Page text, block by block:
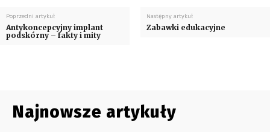
Poprzedni artykuł
Antykoncepcyjny implant
podskórny – fakty i mity
Następny artykuł
Zabawki edukacyjne
Najnowsze artykuły